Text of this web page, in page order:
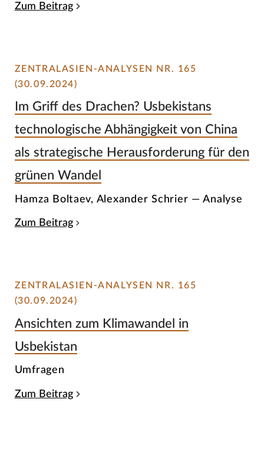
Zum Beitrag
ZENTRALASIEN-ANALYSEN NR. 165
(30.09.2024)
Im Griff des Drachen? Usbekistans
technologische Abhängigkeit von China
als strategische Herausforderung für den
grünen Wandel
Hamza Boltaev, Alexander Schrier — Analyse
Zum Beitrag
ZENTRALASIEN-ANALYSEN NR. 165
(30.09.2024)
Ansichten zum Klimawandel in
Usbekistan
Umfragen
Zum Beitrag